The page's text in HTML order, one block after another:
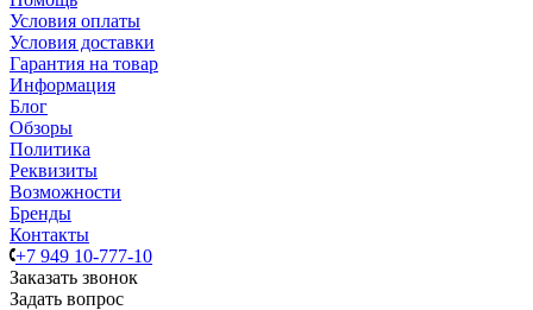
Условия оплаты
Условия доставки
Гарантия на товар
Информация
Блог
Обзоры
Политика
Реквизиты
Возможности
Бренды
Контакты
+7 949 10-777-10
Заказать звонок
Задать вопрос